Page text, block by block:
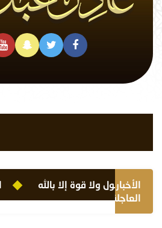
الأخبار
العاجلة
لا حول ولا قوة إلا بالله